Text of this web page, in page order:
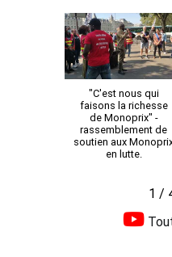
"C'est nous qui
faisons la richesse
de Monoprix" -
rassemblement de
soutien aux
en lutte.
1 /